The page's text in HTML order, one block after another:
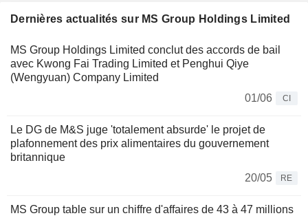
Dernières actualités sur MS Group Holdings Limited
MS Group Holdings Limited conclut des accords de bail
avec Kwong Fai Trading Limited et Penghui Qiye
(Wengyuan) Company Limited
01/06
CI
Le DG de M&S juge 'totalement absurde' le projet de
plafonnement des prix alimentaires du gouvernement
britannique
20/05
RE
MS Group table sur un chiffre d'affaires de 43 à 47 millions